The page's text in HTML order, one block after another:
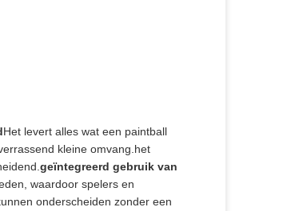
Het levert alles wat een paintball
kleine omvang.het
geïntegreerd gebruik van
waardoor spelers en
onderscheiden zonder een